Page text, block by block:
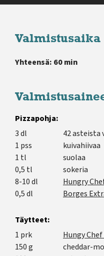
Valmistusaika
Yhteensä: 60 min
Pizzapohja:
3 dl
42 asteista
1 pss
kuivahiivaa
1 tl
suolaa
0,5 tl
sokeria
8-10 dl
Hungry
0,5 dl
Borges
Täytteet:
1 prk
Hungy
150 g
cheddar-